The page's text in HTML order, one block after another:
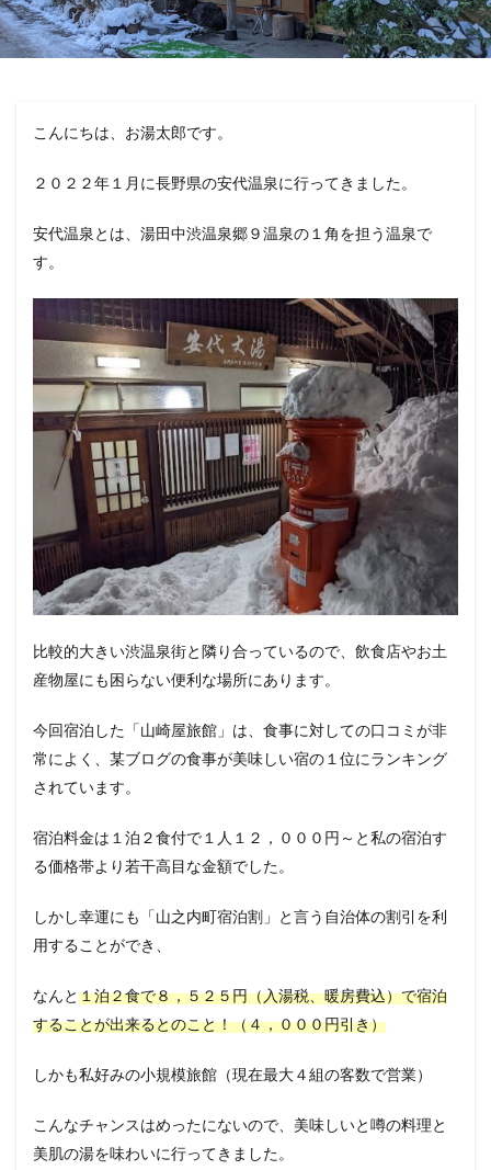
こんにちは、お湯太郎です。
２０２２年１月に長野県の安代温泉に行ってきました。
安代温泉とは、湯田中渋温泉郷９温泉の１角を担う温泉で
す。
比較的大きい渋温泉街と隣り合っているので、飲食店やお土
産物屋にも困らない便利な場所にあります。
今回宿泊した「山崎屋旅館」は 、食事に対しての口コミが非
常によく、某ブログの食事が美味しい宿の１位にランキング
されています。
宿泊料金は１泊２食付で１人１２，０００円～と私の宿泊す
る価格帯より若干高目な金額でした。
しかし幸運にも「山之内町宿泊割」と言う自治体の割引を利
用することができ、
なんと １泊２食で８，５２５円（入湯税、暖房費込）で宿泊
することが出来るとのこと！（４，０００円引き）
しかも私好みの小規模旅館（現在最大４組の客数で営業）
こんなチャンスはめったにないので、美味しいと噂の料理と
美肌の湯を味わいに行ってきました。